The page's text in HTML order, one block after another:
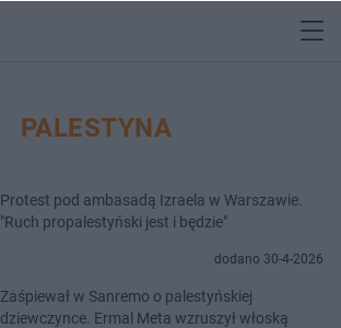
PALESTYNA
Protest pod ambasadą Izraela w Warszawie.
"Ruch propalestyński jest i będzie"
dodano 30-4-2026
Zaśpiewał w Sanremo o palestyńskiej
dziewczynce. Ermal Meta wzruszył włoską